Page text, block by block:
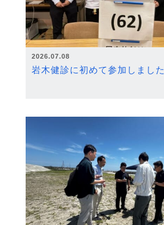
2026.07.08
岩木健診に初めて参加しました